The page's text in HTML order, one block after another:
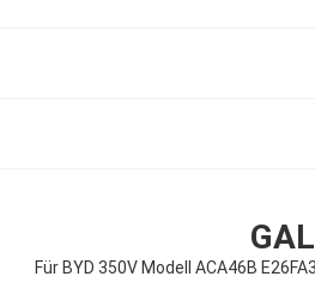
Für BYD 350V Modell ACA46B